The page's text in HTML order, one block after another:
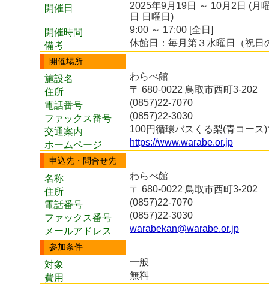
開催日
2025年9月19日 ～ 10月2日 (月
日 日曜日)
開催時間
9:00 ～ 17:00 [全日]
備考
休館日：毎月第３水曜日（祝日
開催場所
施設名
わらべ館
住所
〒 680-0022 鳥取市西町3-202
電話番号
(0857)22-7070
ファックス番号
(0857)22-3030
交通案内
100円循環バスくる梨(青コー
ホームページ
https://www.warabe.or.jp
申込先・問合せ先
名称
わらべ館
住所
〒 680-0022 鳥取市西町3-202
電話番号
(0857)22-7070
ファックス番号
(0857)22-3030
メールアドレス
warabekan@warabe.or.jp
参加条件
対象
一般
費用
無料